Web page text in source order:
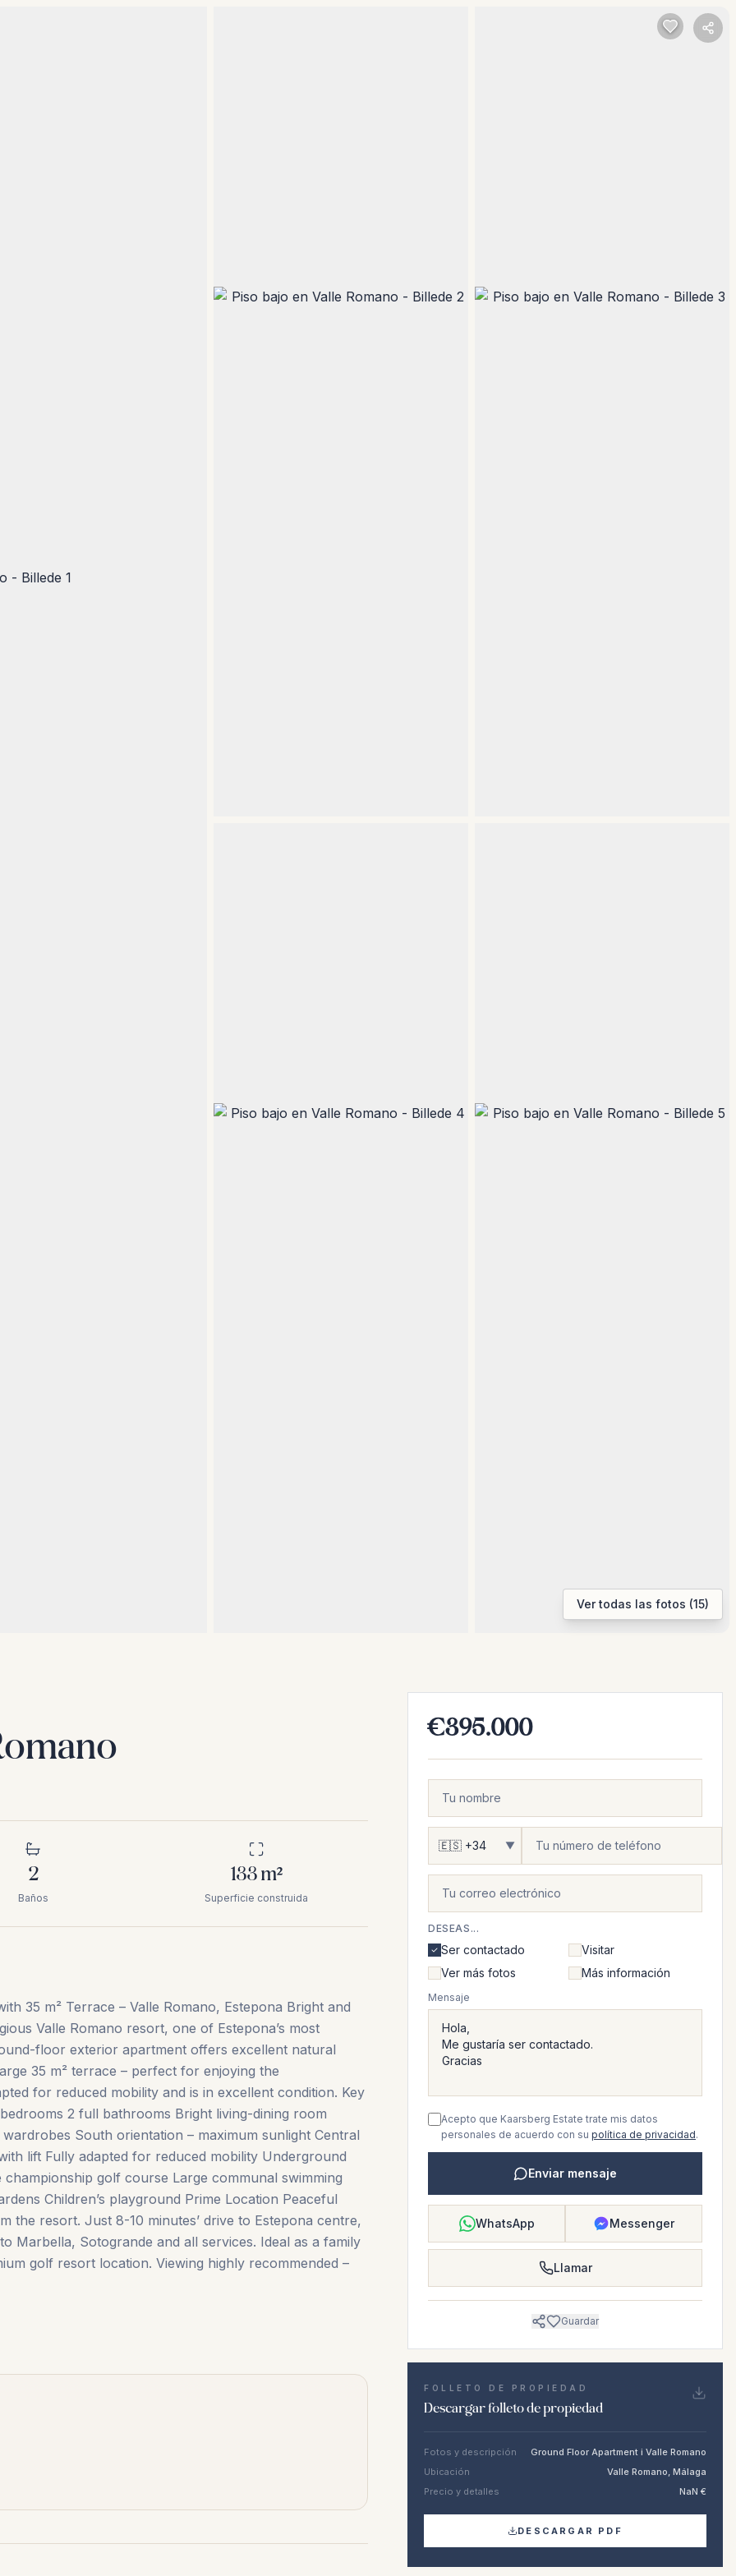
Ver todas las fotos (15)
2
Baños
133m²
Superficie construida
35 m² Terrace – Valle Romano, Estepona Bright and
Valle Romano resort, one of Estepona’s most
floor exterior apartment offers excellent natural
35 m² terrace – perfect for enjoying the
for reduced mobility and is in excellent condition. Key
2 full bathrooms Bright living-dining room
South orientation – maximum sunlight Central
lift Fully adapted for reduced mobility Underground
golf course Large communal swimming
Children’s playground Prime Location Peaceful
the resort. Just 8-10 minutes’ drive to Estepona centre,
Marbella, ‌Sotogrande ‌and ‌all ‌services. Ideal as ‌a ‌family
‌golf resort location. Viewing highly recommended –
€395.000
▼
DESEAS...
Ser contactado
Visitar
Ver más fotos
Más información
Mensaje
Acepto que Kaarsberg Estate trate mis datos
personales de acuerdo con su política de privacidad.
Enviar mensaje
WhatsApp Messenger
Llamar
Guardar
FOLLETO DE PROPIEDAD
Descargar folleto de propiedad
Fotos y descripción
Ground Floor Apartment i Valle Romano
Ubicación
Valle Romano, Málaga
Precio y detalles
NaN €
DESCARGAR PDF